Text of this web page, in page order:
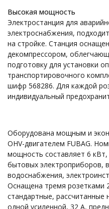
Высокая мощность
Электростанция для
электроснабжения,
на стройке. Станция
декомпрессором,
подготовку для установки
транспортировочного
шифр 568286. Для каждой
индивидуальный
Оборудована мощным и
OHV-двигателем FUBAG.
мощность составляет 6
бытовых электроприборов,
водоснабжения,
Оснащена тремя розетками
стандартные,
одной усиленной, 32 А,